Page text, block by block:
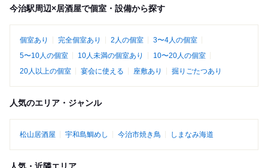
今治駅周辺×居酒屋で個室・設備から探す
個室あり 完全個室あり 2人の個室
3〜4人の個室
5〜10人の個室
10人未満の個室あり
10〜20人の個室
20人以上の個室
宴会に使える 座敷あり 掘りごたつあり
人気のエリア・ジャンル
松山居酒屋 宇和島鯛めし 今治市焼き鳥 しまなみ海道